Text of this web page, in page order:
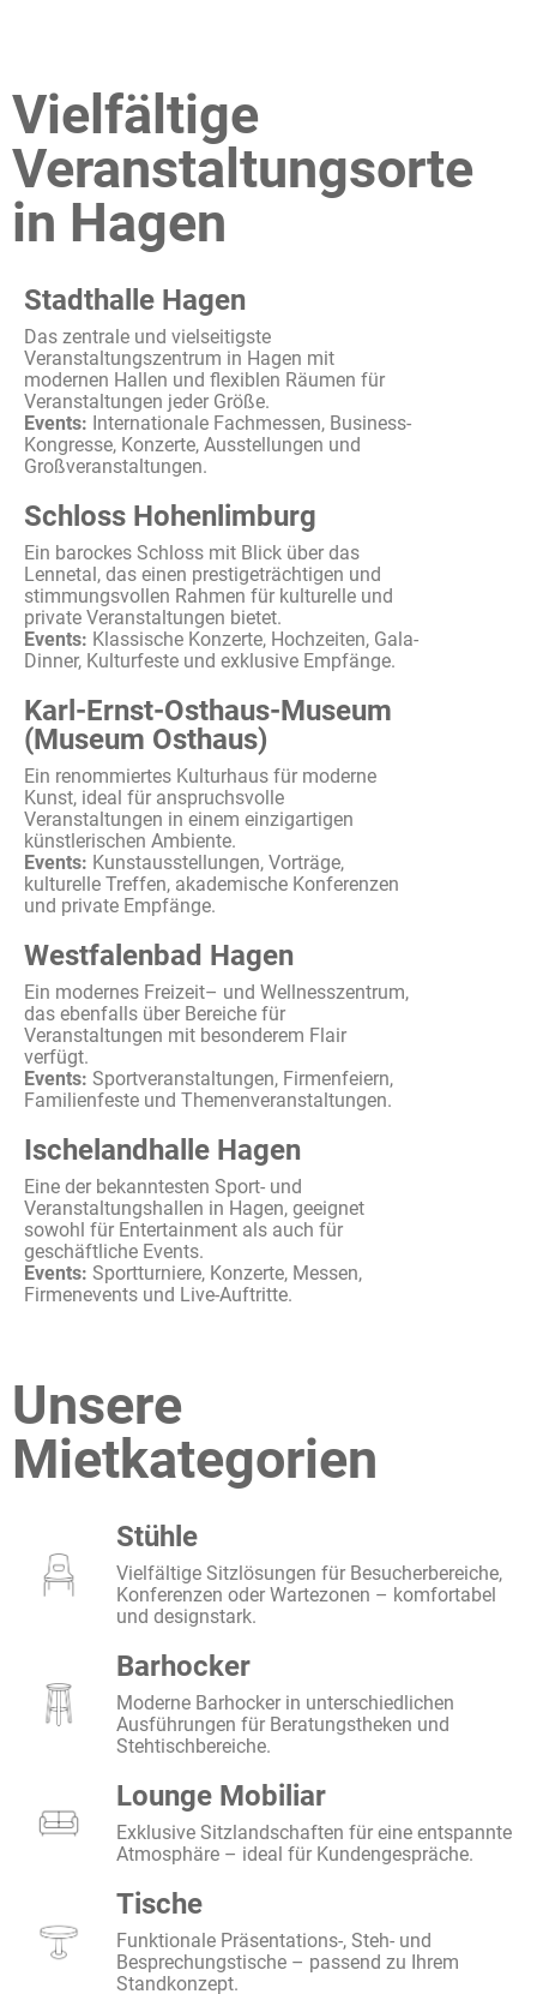
Vielfältige
Veranstaltungsorte
in Hagen
Stadthalle Hagen
Das zentrale und vielseitigste
Veranstaltungszentrum in Hagen mit
modernen Hallen und flexiblen Räumen für
Veranstaltungen jeder Größe.
Events: Internationale Fachmessen, Business-
Kongresse, Konzerte, Ausstellungen und
Großveranstaltungen.
Schloss Hohenlimburg
Ein barockes Schloss mit Blick über das
Lennetal, das einen prestigeträchtigen und
stimmungsvollen Rahmen für kulturelle und
private Veranstaltungen bietet.
Events: Klassische Konzerte, Hochzeiten, Gala-
Dinner, Kulturfeste und exklusive Empfänge.
Karl-Ernst-Osthaus-Museum
(Museum Osthaus)
Ein renommiertes Kulturhaus für moderne
Kunst, ideal für anspruchsvolle
Veranstaltungen in einem einzigartigen
künstlerischen Ambiente.
Events: Kunstausstellungen, Vorträge,
kulturelle Treffen, akademische Konferenzen
und private Empfänge.
Westfalenbad Hagen
Ein modernes Freizeit– und Wellnesszentrum,
das ebenfalls über Bereiche für
Veranstaltungen mit besonderem Flair
verfügt.
Events: Sportveranstaltungen, Firmenfeiern,
Familienfeste und Themenveranstaltungen.
Ischelandhalle Hagen
Eine der bekanntesten Sport- und
Veranstaltungshallen in Hagen, geeignet
sowohl für Entertainment als auch für
geschäftliche Events.
Events: Sportturniere, Konzerte, Messen,
Firmenevents und Live-Auftritte.
Unsere
Mietkategorien
Stühle
Vielfältige Sitzlösungen für Besucherbereiche,
Konferenzen oder Wartezonen – komfortabel
und designstark.
Barhocker
Moderne Barhocker in unterschiedlichen
Ausführungen für Beratungstheken und
Stehtischbereiche.
Lounge Mobiliar
Exklusive Sitzlandschaften für eine entspannte
Atmosphäre – ideal für Kundengespräche.
Tische
Funktionale Präsentations-, Steh- und
Besprechungstische – passend zu Ihrem
Standkonzept.